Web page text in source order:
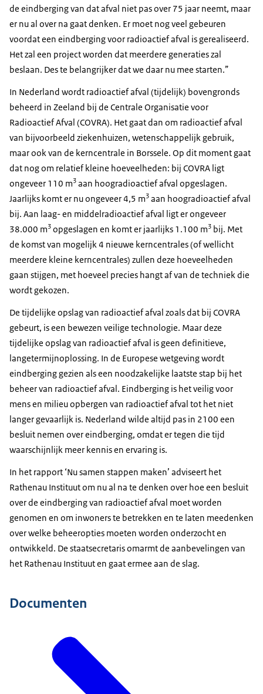
de eindberging van dat afval niet pas over 75 jaar neemt, maar
er nu al over na gaat denken. Er moet nog veel gebeuren
voordat een eindberging voor radioactief afval is gerealiseerd.
Het zal een project worden dat meerdere generaties zal
beslaan. Des te belangrijker dat we daar nu mee starten.”
In Nederland wordt radioactief afval (tijdelijk) bovengronds
beheerd in Zeeland bij de Centrale Organisatie voor
Radioactief Afval (COVRA). Het gaat dan om radioactief afval
van bijvoorbeeld ziekenhuizen, wetenschappelijk gebruik,
maar ook van de kerncentrale in Borssele. Op dit moment gaat
dat nog om relatief kleine hoeveelheden: bij COVRA ligt
ongeveer 110 m3 aan hoogradioactief afval opgeslagen.
Jaarlijks komt er nu ongeveer 4,5 m3 aan hoogradioactief afval
bij. Aan laag- en middelradioactief afval ligt er ongeveer
38.000 m3 opgeslagen en komt er jaarlijks 1.100 m3 bij. Met
de komst van mogelijk 4 nieuwe kerncentrales (of wellicht
meerdere kleine kerncentrales) zullen deze hoeveelheden
gaan stijgen, met hoeveel precies hangt af van de techniek die
wordt gekozen.
De tijdelijke opslag van radioactief afval zoals dat bij COVRA
gebeurt, is een bewezen veilige technologie. Maar deze
tijdelijke opslag van radioactief afval is geen definitieve,
langetermijnoplossing. In de Europese wetgeving wordt
eindberging gezien als een noodzakelijke laatste stap bij het
beheer van radioactief afval. Eindberging is het veilig voor
mens en milieu opbergen van radioactief afval tot het niet
langer gevaarlijk is. Nederland wilde altijd pas in 2100 een
besluit nemen over eindberging, omdat er tegen die tijd
waarschijnlijk meer kennis en ervaring is.
In het rapport ‘Nu samen stappen maken’ adviseert het
Rathenau Instituut om nu al na te denken over hoe een besluit
over de eindberging van radioactief afval moet worden
genomen en om inwoners te betrekken en te laten meedenken
over welke beheeropties moeten worden onderzocht en
ontwikkeld. De staatsecretaris omarmt de aanbevelingen van
het Rathenau Instituut en gaat ermee aan de slag.
Documenten